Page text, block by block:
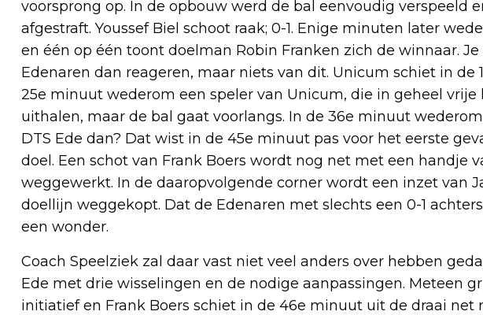
voorsprong op. In de opbouw werd de bal eenvoudig verspeeld
afgestraft. Youssef Biel schoot raak; 0-1. Enige minuten later
en één op één toont doelman Robin Franken zich de winnaar.
Edenaren dan reageren, maar niets van dit. Unicum schiet in de
25e minuut wederom een speler van Unicum, die in geheel vrije
uithalen, maar de bal gaat voorlangs. In de 36e minuut
DTS Ede dan? Dat wist in de 45e minuut pas voor het eerste
doel. Een schot van Frank Boers wordt nog net met een handje
weggewerkt. In de daaropvolgende corner wordt een inzet van
doellijn weggekopt. Dat de Edenaren met slechts een 0-1
een wonder.
Coach Speelziek zal daar vast niet veel anders over hebben
Ede met drie wisselingen en de nodige aanpassingen. Meteen
initiatief en Frank Boers schiet in de 46e minuut uit de draai net